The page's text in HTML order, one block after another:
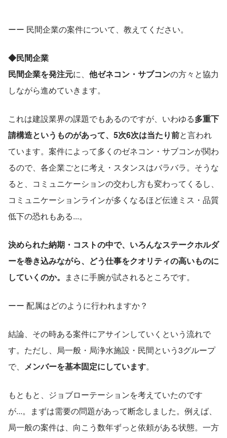
ーー 民間企業の案件について、教えてください。
◆民間企業
民間企業を発注元に、 他ゼネコン・サブコンの方々と協力
しながら進めていきます。
これは建設業界の課題でもあるのですが、いわゆる多重下
請構造というものがあって、5次6次は当たり前と言われ
ています。案件によって多くのゼネコン・サブコンが関わ
るので、各企業ごとに考え・スタンスはバラバラ。そうな
ると、コミュニケーションの交わし方も変わってくるし、
コミュニケーションラインが多くなるほど伝達ミス・品質
低下の恐れもある...。
決められた納期・コストの中で、いろんなステークホルダ
ーを巻き込みながら、どう仕事をクオリティの高いものに
していくのか。 まさに手腕が試されるところです。
ーー 配属はどのように行われますか？
結論、その時ある案件にアサインしていくという流れで
す。ただし、局一般・局浄水施設・民間という3グループ
で、 メンバーを基本固定にしています。
もともと、ジョブローテーションを考えていたのです
が...。まずは需要の問題があって断念しました。例えば、
局一般の案件は、向こう数年ずっと依頼がある状態。一方